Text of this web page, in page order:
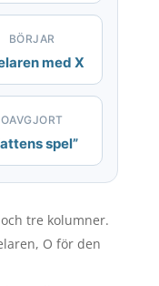
BÖRJAR
med X
OAVGJORT
spel”
tre kolumner.
O för den